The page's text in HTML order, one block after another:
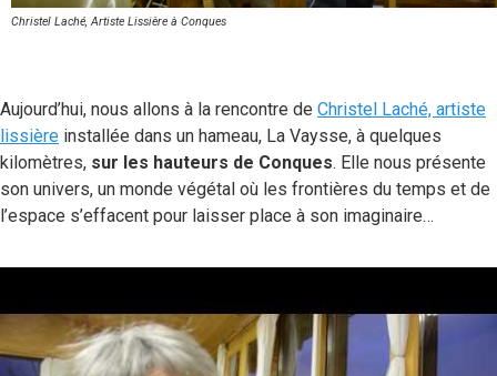
Christel Laché, Artiste Lissière à Conques
Aujourd’hui, nous allons à la rencontre de Christel Laché, artiste
lissière installée dans un hameau, La Vaysse, à quelques
kilomètres, sur les hauteurs de Conques. Elle nous présente
son univers, un monde végétal où les frontières du temps et de
l’espace s’effacent pour laisser place à son imaginaire…